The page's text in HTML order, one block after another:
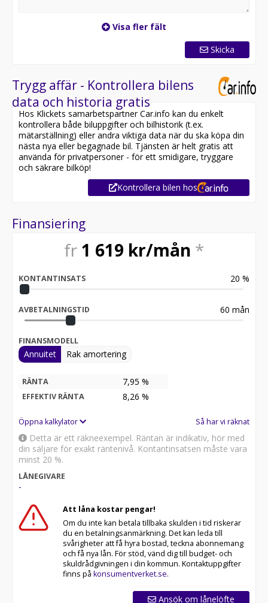
Visa fler fält
Skicka
Trygg affär - Kontrollera bilens
data och historia gratis
Hos Klickets samarbetspartner Car.info kan du enkelt
kontrollera både biluppgifter och bilhistorik (t.ex.
mätarställning) eller andra viktiga data när du ska köpa din
nästa nya eller begagnade bil. Tjänsten är helt gratis att
använda för privatpersoner - för ett smidigare, tryggare
och säkrare bilköp!
Kontrollera bilen hos
Finansiering
fr 1 619 kr/mån *
KONTANTINSATS 20 %
AVBETALNINGSTID 60 mån
FINANSMODELL
Annuitet Rak amortering
RÄNTA 7,95 %
EFFEKTIV RÄNTA 8,26 %
Öppna kalkylator Så har vi räknat
Detta är ett räkneexempel. Räntan är indikativ, hör med
din säljare för exakt räntenivå. Kontantinsatsen måste vara
minst 20 %.
LÅNEGIVARE
-
Att låna kostar pengar!
Om du inte kan betala tillbaka skulden i tid riskerar
du en betalningsanmärkning. Det kan leda till
svårigheter att få hyra bostad, teckna abonnemang
och få nya lån. För stöd, vänd dig till budget- och
skuldrådgivningen i din kommun. Kontaktuppgifter
finns på konsumentverket.se.
Ansök om lånelöfte